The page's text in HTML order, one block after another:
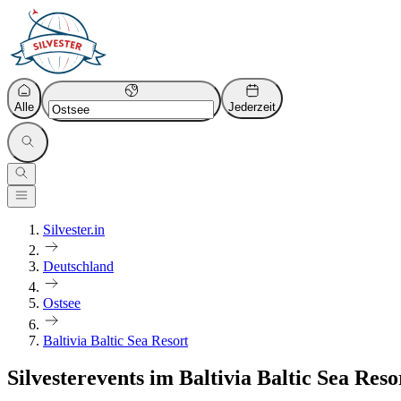
Alle Jederzeit
Silvester.in
Deutschland
Ostsee
Baltivia Baltic Sea Resort
Silvesterevents im Baltivia Baltic Sea